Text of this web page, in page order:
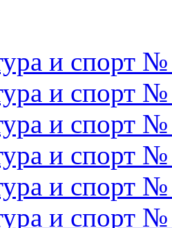
и спорт
и спорт
и спорт
и спорт
и спорт
и спорт